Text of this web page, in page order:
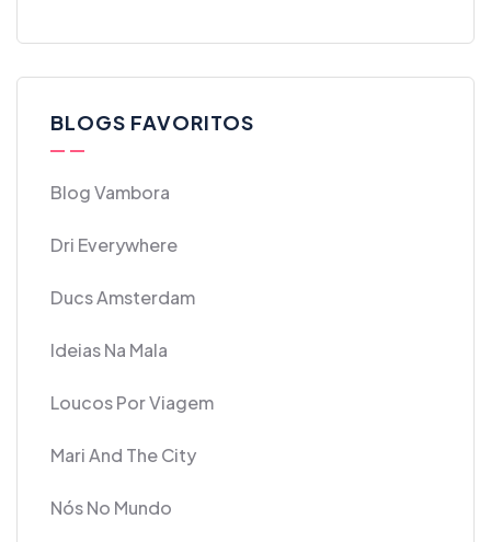
BLOGS FAVORITOS
Blog Vambora
Dri Everywhere
Ducs Amsterdam
Ideias Na Mala
Loucos Por Viagem
Mari And The City
Nós No Mundo